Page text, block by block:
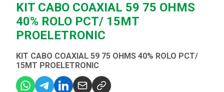
KIT CABO COAXIAL 59 75 OHMS
40% ROLO PCT/ 15MT
PROELETRONIC
KIT CABO COAXIAL 59 75 OHMS 40% ROLO PCT/
15MT PROELETRONIC